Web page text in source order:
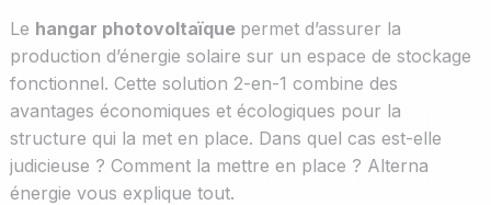
Le hangar photovoltaïque permet d’assurer la
production d’énergie solaire sur un espace de stockage
fonctionnel. Cette solution 2-en-1 combine des
avantages économiques et écologiques pour la
structure qui la met en place. Dans quel cas est-elle
judicieuse ? Comment la mettre en place ? Alterna
énergie vous explique tout.